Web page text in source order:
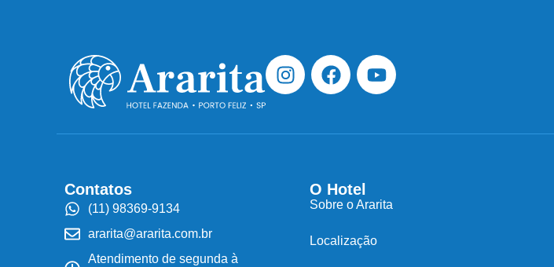
Contatos
(11) 98369-9134
ararita@ararita.com.br
Atendimento de segunda à
O Hotel
Sobre o Ararita
Localização